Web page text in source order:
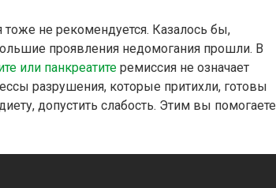
не рекомендуется. Казалось бы,
проявления недомогания прошли. В
или панкреатите ремиссия не означает
разрушения, которые притихли, готовы
допустить слабость. Этим вы помогаете